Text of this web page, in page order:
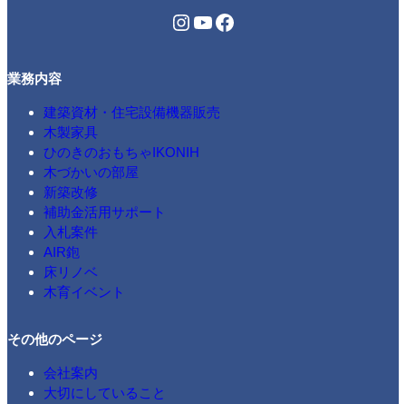
Instagram YouTube Facebook
業務内容
建築資材・住宅設備機器販売
木製家具
ひのきのおもちゃIKONIH
木づかいの部屋
新築改修
補助金活用サポート
入札案件
AIR鉋
床リノベ
木育イベント
その他のページ
会社案内
大切にしていること